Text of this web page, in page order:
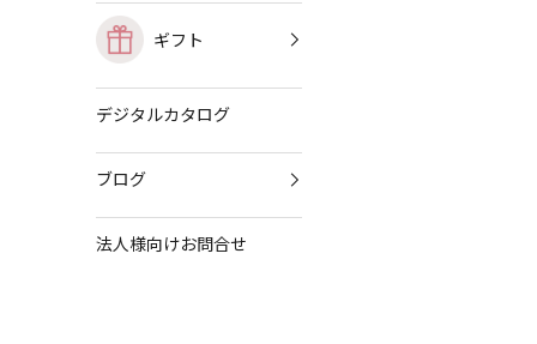
ギフト
デジタルカタログ
ブログ
法人様向けお問合せ